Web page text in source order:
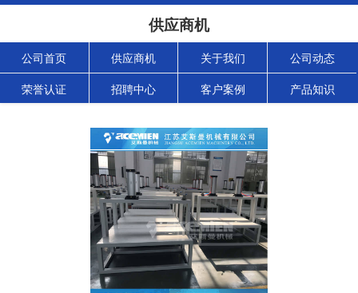
供应商机
公司首页 供应商机 关于我们 公司动态
荣誉认证 招聘中心 客户案例 产品知识